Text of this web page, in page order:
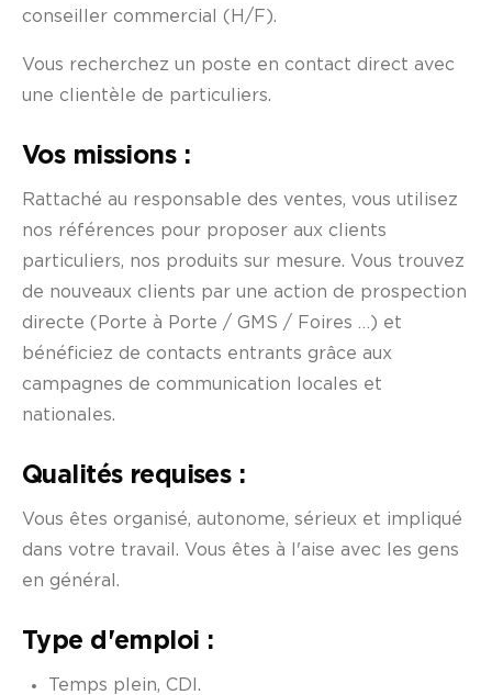
conseiller commercial (H/F).
Vous recherchez un poste en contact direct avec
une clientèle de particuliers.
Vos missions :
Rattaché au responsable des ventes, vous utilisez
nos références pour proposer aux clients
particuliers, nos produits sur mesure. Vous trouvez
de nouveaux clients par une action de prospection
directe (Porte à Porte / GMS / Foires …) et
bénéficiez de contacts entrants grâce aux
campagnes de communication locales et
nationales.
Qualités requises :
Vous êtes organisé, autonome, sérieux et impliqué
dans votre travail. Vous êtes à l'aise avec les gens
en général.
Type d'emploi :
Temps plein, CDI.